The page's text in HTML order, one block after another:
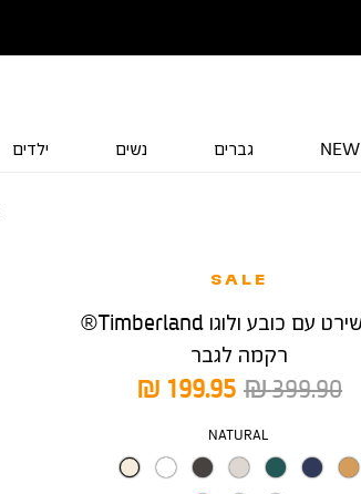
NEW גברים נשים ילדים
SALE
סווטשירט עם כובע ולוגו Timberland®
רקמה לגבר
מחיר
מוצר
199.95 ₪
מחיר
399.90 ₪
צבע
NATURAL